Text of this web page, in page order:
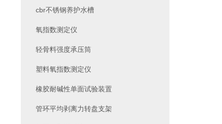
cbr不锈钢养护水槽
氧指数测定仪
轻骨料强度承压筒
塑料氧指数测定仪
橡胶耐碱性单面试验装置
管环平均剥离力转盘支架